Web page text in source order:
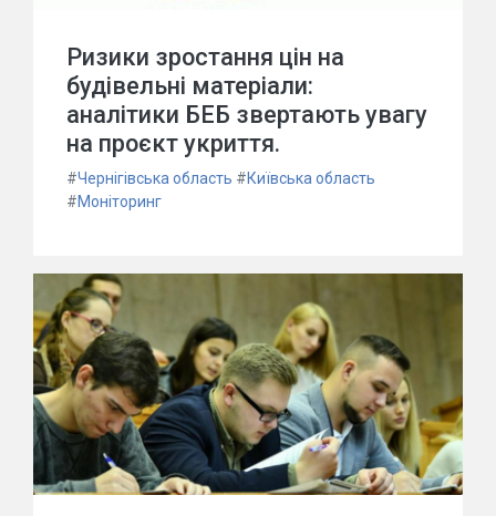
Ризики зростання цін на
будівельні матеріали:
аналітики БЕБ звертають увагу
на проєкт укриття.
#Чернігівська область #Київська область
#Моніторинг